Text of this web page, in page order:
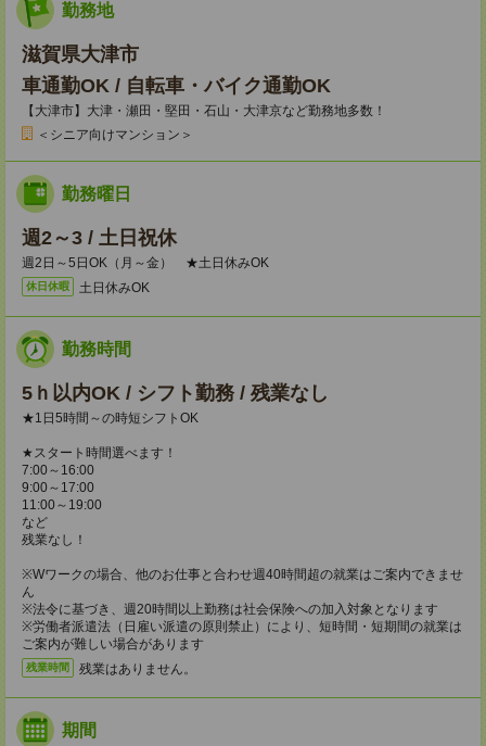
勤務地
滋賀県大津市
車通勤OK / 自転車・バイク通勤OK
【大津市】大津・瀬田・堅田・石山・大津京など勤務地多数！
＜シニア向けマンション＞
勤務曜日
週2～3 / 土日祝休
週2日～5日OK（月～金） ★土日休みOK
休日休暇 土日休みOK
勤務時間
5ｈ以内OK / シフト勤務 / 残業なし
★1日5時間～の時短シフトOK
★スタート時間選べます！
7:00～16:00
9:00～17:00
11:00～19:00
など
残業なし！
※Wワークの場合、他のお仕事と合わせ週40時間超の就業はご案内できませ
ん
※法令に基づき、週20時間以上勤務は社会保険への加入対象となります
※労働者派遣法（日雇い派遣の原則禁止）により、短時間・短期間の就業は
ご案内が難しい場合があります
残業時間 残業はありません。
期間